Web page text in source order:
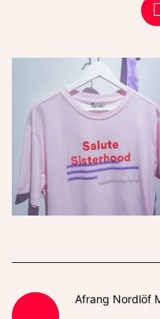
Afrang Nordlöf